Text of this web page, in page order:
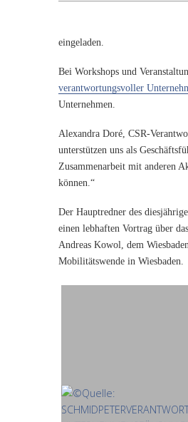
eingeladen.
Bei Workshops und
verantwortungsvoller
Unternehmen.
Alexandra Doré, CSR-
unterstützen uns als
Zusammenarbeit mit anderen
können.“
Der Hauptredner des
einen lebhaften Vortrag über
Andreas Kowol, dem
Mobilitätswende in Wiesbaden.